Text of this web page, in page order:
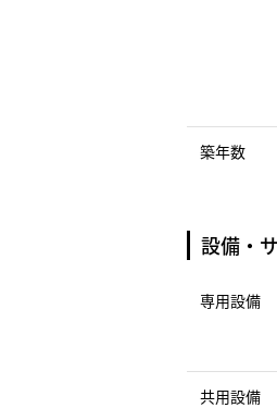
築年数
設備・
専用設備
共用設備